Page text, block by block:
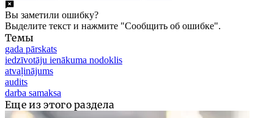
Вы заметили ошибку?
Выделите текст и нажмите "Сообщить об ошибке".
Темы
gada pārskats
iedzīvotāju ienākuma nodoklis
atvaļinājums
audits
darba samaksa
Еще из этого раздела